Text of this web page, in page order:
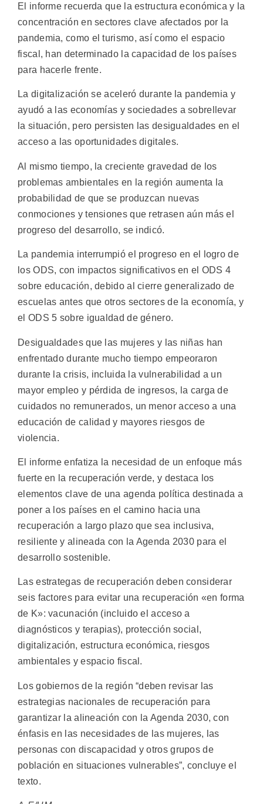
El informe recuerda que la estructura económica y la
concentración en sectores clave afectados por la
pandemia, como el turismo, así como el espacio
fiscal, han determinado la capacidad de los países
para hacerle frente.
La digitalización se aceleró durante la pandemia y
ayudó a las economías y sociedades a sobrellevar
la situación, pero persisten las desigualdades en el
acceso a las oportunidades digitales.
Al mismo tiempo, la creciente gravedad de los
problemas ambientales en la región aumenta la
probabilidad de que se produzcan nuevas
conmociones y tensiones que retrasen aún más el
progreso del desarrollo, se indicó.
La pandemia interrumpió el progreso en el logro de
los ODS, con impactos significativos en el ODS 4
sobre educación, debido al cierre generalizado de
escuelas antes que otros sectores de la economía, y
el ODS 5 sobre igualdad de género.
Desigualdades que las mujeres y las niñas han
enfrentado durante mucho tiempo empeoraron
durante la crisis, incluida la vulnerabilidad a un
mayor empleo y pérdida de ingresos, la carga de
cuidados no remunerados, un menor acceso a una
educación de calidad y mayores riesgos de
violencia.
El informe enfatiza la necesidad de un enfoque más
fuerte en la recuperación verde, y destaca los
elementos clave de una agenda política destinada a
poner a los países en el camino hacia una
recuperación a largo plazo que sea inclusiva,
resiliente y alineada con la Agenda 2030 para el
desarrollo sostenible.
Las estrategas de recuperación deben considerar
seis factores para evitar una recuperación «en forma
de K»: vacunación (incluido el acceso a
diagnósticos y terapias), protección social,
digitalización, estructura económica, riesgos
ambientales y espacio fiscal.
Los gobiernos de la región “deben revisar las
estrategias nacionales de recuperación para
garantizar la alineación con la Agenda 2030, con
énfasis en las necesidades de las mujeres, las
personas con discapacidad y otros grupos de
población en situaciones vulnerables”, concluye el
texto.